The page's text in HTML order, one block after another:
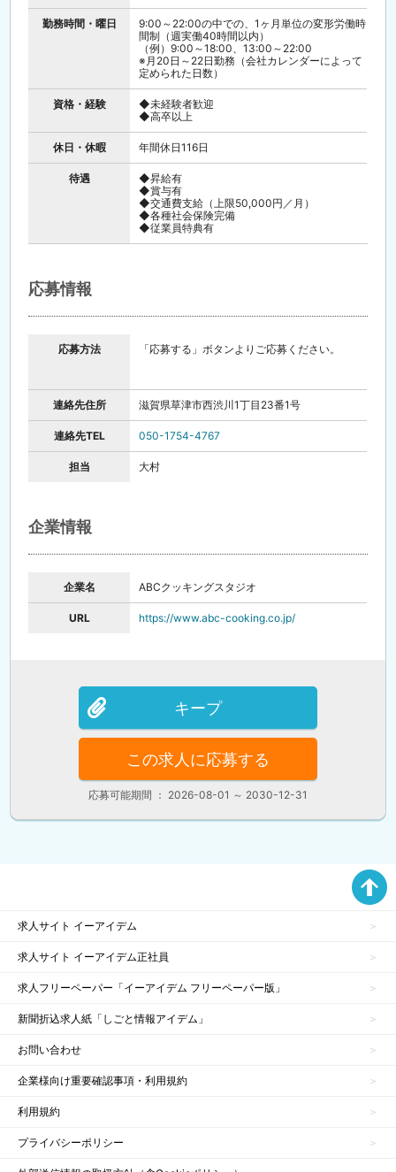
勤務時間・曜日
9:00～22:00の中での、1ヶ月単位の変形労働時
間制（週実働40時間以内）
（例）9:00～18:00、13:00～22:00
※月20日～22日勤務（会社カレンダーによって
定められた日数）
資格・経験
◆未経験者歓迎
◆高卒以上
休日・休暇 年間休日116日
待遇
◆昇給有
◆賞与有
◆交通費支給（上限50,000円／月）
◆各種社会保険完備
◆従業員特典有
応募情報
応募方法 「応募する」ボタンよりご応募ください。
連絡先住所 滋賀県草津市西渋川1丁目23番1号
連絡先TEL 050-1754-4767
担当 大村
企業情報
企業名 ABCクッキングスタジオ
URL https://www.abc-cooking.co.jp/
キープ
この求人に応募する
応募可能期間 ： 2026-08-01 ～ 2030-12-31
求人サイト イーアイデム
求人サイト イーアイデム正社員
求人フリーペーパー「イーアイデム フリーペーパー版」
新聞折込求人紙「しごと情報アイデム」
お問い合わせ
企業様向け重要確認事項・利用規約
利用規約
プライバシーポリシー